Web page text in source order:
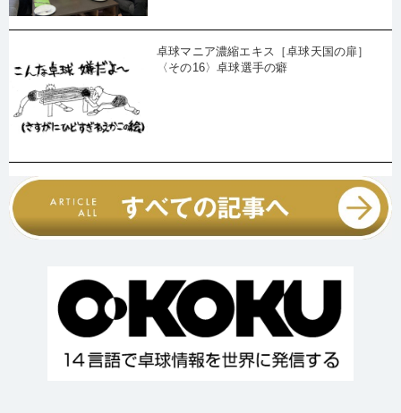
卓球マニア濃縮エキス［卓球天国の扉］
〈その16〉卓球選手の癖